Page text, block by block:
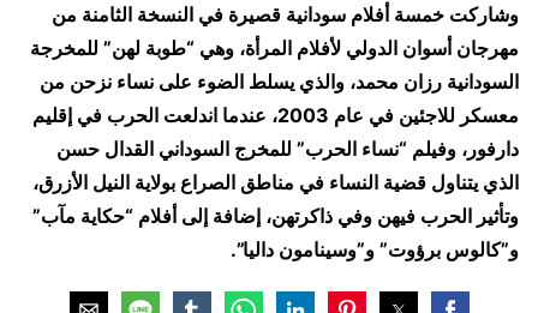
وشاركت خمسة أفلام سودانية قصيرة في النسخة الثامنة من
مهرجان أسوان الدولي لأفلام المرأة، وهي “طوبة لهن” للمخرجة
السودانية رزان محمد، والذي يسلط الضوء على نساء نزحن من
معسكر للاجئين في عام 2003، عندما اندلعت الحرب في إقليم
دارفور، وفيلم “نساء الحرب” للمخرج السوداني القدال حسن
الذي يتناول قضية النساء في مناطق الصراع بولاية النيل الأزرق،
وتأثير الحرب فيهن وفي ذاكرتهن، إضافة إلى أفلام “حكاية مآب”
و”كالوس برؤوت” و”وسينامون داليا”.